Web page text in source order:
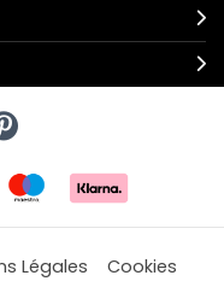
Légales
Cookies